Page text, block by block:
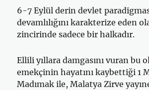
6-7 Eylül derin devlet
devamlılığını karakterize eden
zincirinde sadece bir halkadır.
Ellili yıllara damgasını vuran bu
emekçinin hayatını kaybettiği 1
Madımak ile, Malatya Zirve